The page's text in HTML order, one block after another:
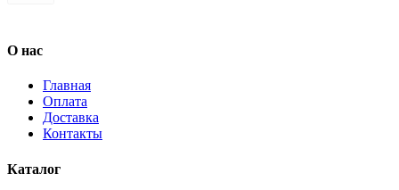
О нас
Главная
Оплата
Доставка
Контакты
Каталог